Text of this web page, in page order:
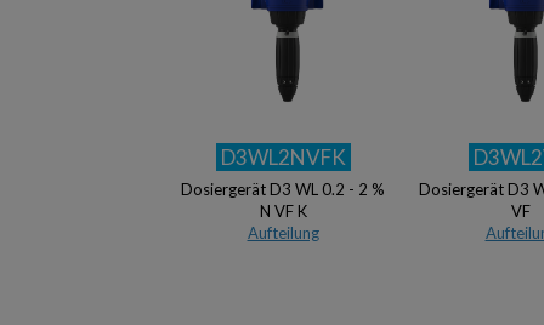
D3WL2NVFK
Dosiergerät D3 WL 0.2 - 2 %
N VF K
Aufteilung
Dosiergerät D3
VF